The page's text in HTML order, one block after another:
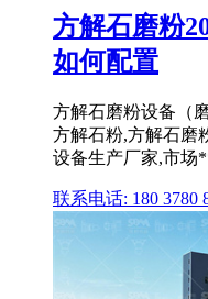
方解石磨粉
如何配置
方解石磨粉设备（
方解石粉,方解石磨
设备生产厂家,市
联系电话: 180 3780